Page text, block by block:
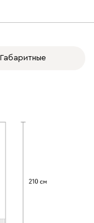
Габаритные